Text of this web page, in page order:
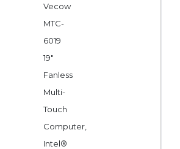
Vecow
MTC-
6019
19"
Fanless
Multi-
Touch
Computer,
Intel®